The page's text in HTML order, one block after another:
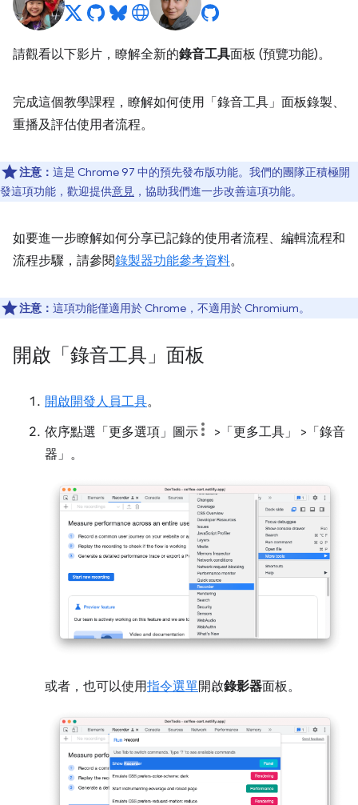
請觀看以下影片，瞭解全新的錄音工具面板 (預覽功能)。
完成這個教學課程，瞭解如何使用「錄音工具」 面板錄製、
重播及評估使用者流程。
注意： 這是 Chrome 97 中的預先發布版功能。我們的團隊正積極開
發這項功能，歡迎提供意見 ，協助我們進一步改善這項功能。
如要進一步瞭解如何分享已記錄的使用者流程、編輯流程和
流程步驟，請參閱錄製器功能參考資料。
注意： 這項功能僅適用於 Chrome，不適用於 Chromium。
開啟「錄音工具」面板
開啟開發人員工具。
依序點選「更多選項」 圖示 >「更多工具」
>「錄音
器」 。
或者，也可以使用指令選單開啟錄影器面板。